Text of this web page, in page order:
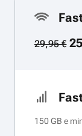
29,95 €
150 GB e